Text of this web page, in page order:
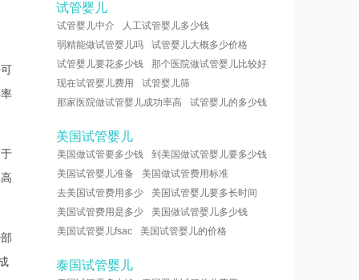
试管婴儿
试管婴儿中介
人工试管婴儿多少钱
弱精能做试管婴儿吗
试管婴儿大概多少价格
试管婴儿要花多少钱
那个医院做试管婴儿比较好
现在试管婴儿费用
试管婴儿筛
那家医院做试管婴儿成功率高
试管婴儿的多少钱
美国试管婴儿
美国做试管要多少钱
到美国做试管婴儿要多少钱
美国试管婴儿准备
美国做试管费用标准
去美国试管费用多少
美国试管婴儿要多长时间
美国试管费用是多少
美国做试管婴儿多少钱
美国试管婴儿fsac
美国试管婴儿的价格
泰国试管婴儿